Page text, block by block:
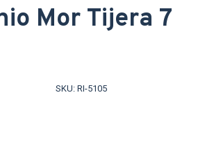
Mor Tijera 7
SKU: RI-5105